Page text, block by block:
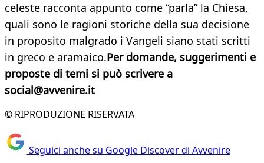
celeste racconta appunto come “parla” la Chiesa,
quali sono le ragioni storiche della sua decisione
in proposito malgrado i Vangeli siano stati scritti
in greco e aramaico.Per domande, suggerimenti e
proposte di temi si può scrivere a
social@avvenire.it
© RIPRODUZIONE RISERVATA
Seguici anche su Google Discover di Avvenire